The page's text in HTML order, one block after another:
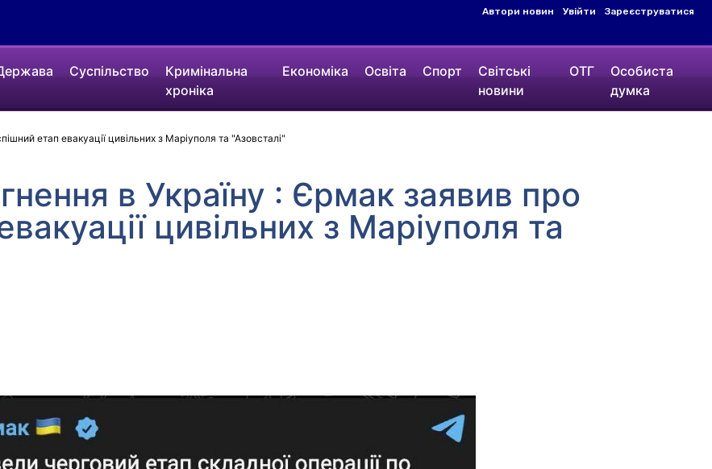
Автори новин Увійти Зареєструватися
Суспільство
Кримінальна
хроніка
Економіка Освіта Спорт
Світські
новини
ОТГ
Особиста
думка
етап евакуації цивільних з Маріуполя та "Азовсталі"
в Україну : Єрмак заявив про
цивільних з Маріуполя та